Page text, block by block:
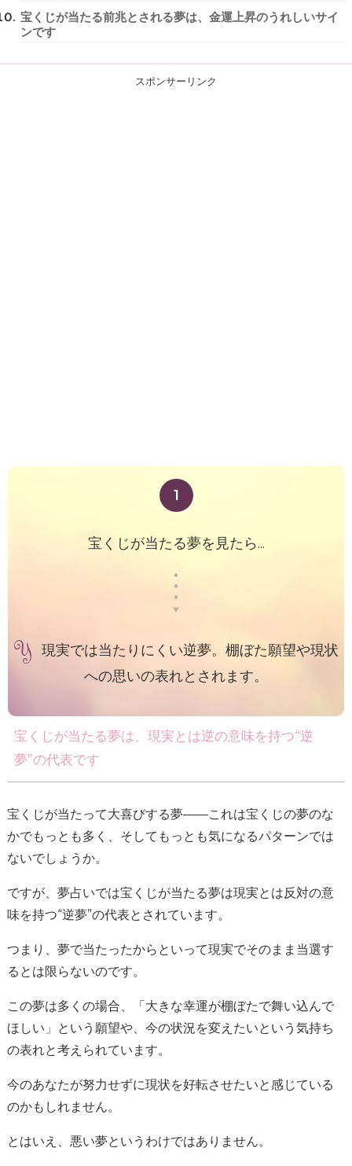
宝くじが当たる前兆とされる夢は、金運上昇のうれしいサイ
ンです
スポンサーリンク
1
宝くじが当たる夢を見たら...
現実では当たりにくい逆夢。棚ぼた願望や現状
への思いの表れとされます。
宝くじが当たる夢は、現実とは逆の意味を持つ“逆
夢”の代表です
宝くじが当たって大喜びする夢——これは宝くじの夢のな
かでもっとも多く、そしてもっとも気になるパターンでは
ないでしょうか。
ですが、夢占いでは宝くじが当たる夢は現実とは反対の意
味を持つ“逆夢”の代表とされています。
つまり、夢で当たったからといって現実でそのまま当選す
るとは限らないのです。
この夢は多くの場合、「大きな幸運が棚ぼたで舞い込んで
ほしい」という願望や、今の状況を変えたいという気持ち
の表れと考えられています。
今のあなたが努力せずに現状を好転させたいと感じている
のかもしれません。
とはいえ、悪い夢というわけではありません。